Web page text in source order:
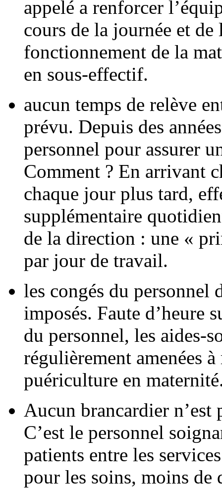
appelé a renforcer
cours de la journée et
fonctionnement de la
en sous-effectif.
aucun temps de relève
prévu. Depuis des
personnel pour assurer
Comment ? En arrivant
chaque jour plus tard,
supplémentaire
de la direction : une «
par jour de travail.
les congés du personnel
imposés. Faute d’heure
du personnel, les aides-
régulièrement amenées
puériculture en
Aucun brancardier
C’est le personnel
patients entre les
pour les soins, moins